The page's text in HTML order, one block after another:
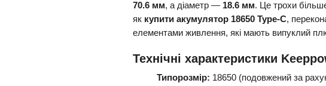
70.6 мм, а діаметр — 18.6 мм. Це трохи
як купити акумулятор 18650 Type-C,
елементами живлення, які мають випуклий
Технічні характеристики
Типорозмір: 18650 (подовжений за